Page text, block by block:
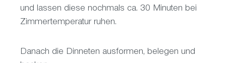
und lassen diese nochmals ca. 30 Minuten bei
Zimmertemperatur ruhen.
Danach die Dinneten ausformen, belegen und